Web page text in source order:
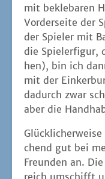
mit bekleba­ren
Vor­der­sei­te der
der Spie­ler mit
die Spie­ler­fi­gur,
hen), bin ich
mit der
dadurch zwar
aber die
chend gut bei
Freun­den an.
reich umschifft